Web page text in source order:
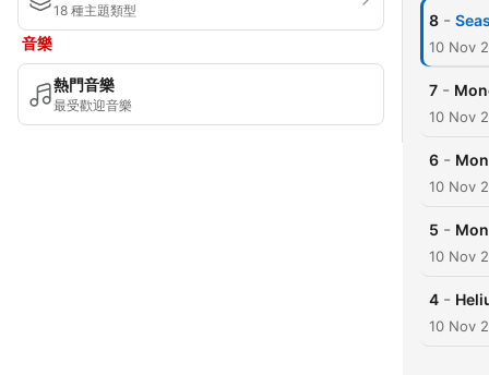
18 種主題類型
音樂
熱門音樂
最受歡迎音樂
8 -
10 Nov
7 -
10 Nov
6 -
10 Nov
5 -
10 Nov
4 -
10 Nov